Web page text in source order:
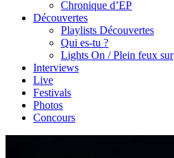
Chronique d’EP
Découvertes
Playlists Découvertes
Qui es-tu ?
Lights On / Plein feux sur
Interviews
Live
Festivals
Photos
Concours